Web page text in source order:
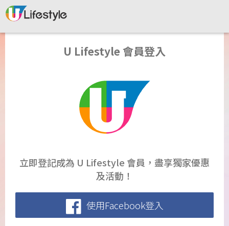
U Lifestyle 會員登入
立即登記成為 U Lifestyle 會員，盡享獨家優惠
及活動！
使用Facebook登入